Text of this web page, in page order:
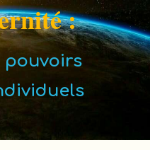
:
pouvoirs